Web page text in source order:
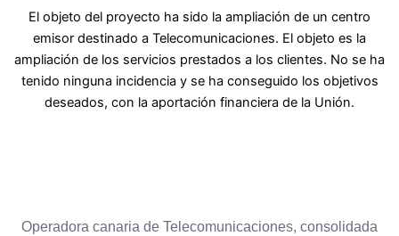
El objeto del proyecto ha sido la ampliación de un centro
emisor destinado a Telecomunicaciones. El objeto es la
ampliación de los servicios prestados a los clientes. No se ha
tenido ninguna incidencia y se ha conseguido los objetivos
deseados, con la aportación financiera de la Unión.
Operadora canaria de Telecomunicaciones, consolidada